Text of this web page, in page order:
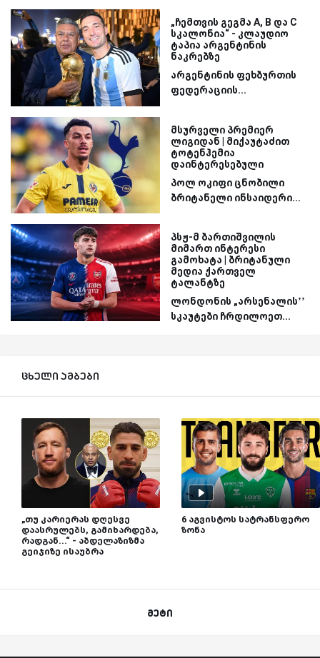
„ჩემთვის გეგმა A, B და C
სკალონია“ - კლაუდიო
ტაპია არგენტინის
ნაკრებზე
არგენტინის ფეხბურთის
ფედერაციის...
მსურველი პრემიერ
ლიგიდან | მიქაუტაძით
ტოტენჰემია
დაინტერესებული
პოლ ოკიფი ცნობილი
ბრიტანელი ინსაიდერი...
პსჟ-მ ბართიშვილის
მიმართ ინტერესი
გამოხატა | ბრიტანული
მედია ქართველ
ტალანტზე
ლონდონის „არსენალის’’
სკაუტები ჩრდილოეთ...
ცხელი ამბები
„თუ კარიერას დღესვე
დაასრულებს, გამიხარდება,
რადგან...“ - აბდელაზიზმა
გეიჯიზე ისაუბრა
6 აგვისტოს სატრანსფერო
ზონა
მეტი